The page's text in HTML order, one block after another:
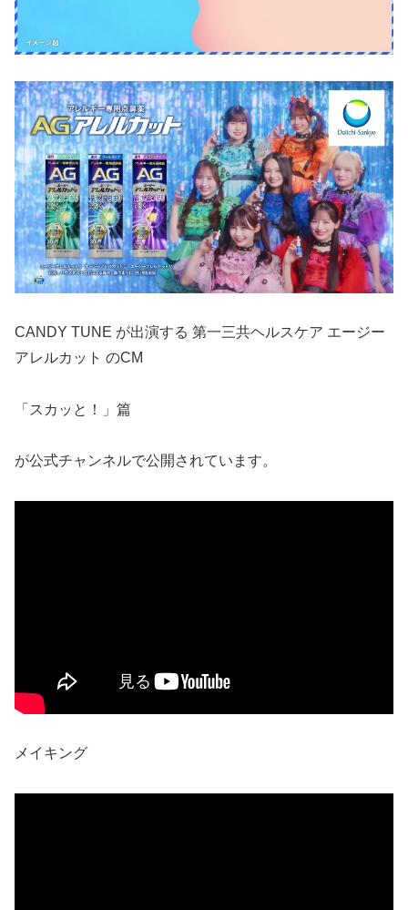
CANDY TUNE が出演する 第一三共ヘルスケア エージー
アレルカット のCM
「スカッと！」篇
が公式チャンネルで公開されています。
メイキング